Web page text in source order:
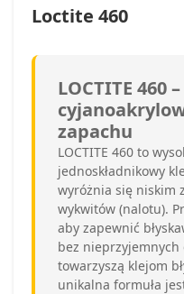
Loctite 460
LOCTITE 460
zapachu
LOCTITE 460 to
jednoskładnikowy
wyróżnia się niskim
wykwitów (nalotu).
aby zapewnić
bez nieprzyjemnych
towarzyszą klejom
unikalna formuła